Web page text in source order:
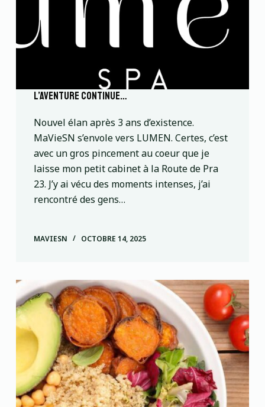
l’aventure continue…
Nouvel élan après 3 ans d’existence.
MaVieSN s’envole vers LUMEN. Certes, c’est
avec un gros pincement au coeur que je
laisse mon petit cabinet à la Route de Pra
23. J’y ai vécu des moments intenses, j’ai
rencontré des gens…
MAVIESN OCTOBRE 14, 2025